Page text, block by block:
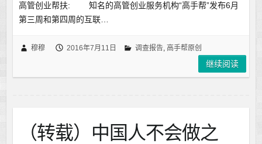
高管创业帮扶: 知名的高管创业服务机构“高手帮”发布6月
第三周和第四周的互联…
穆穆 2016年7月11日 调查报告, 高手帮原创
继续阅读
（转载）中国人不会做之